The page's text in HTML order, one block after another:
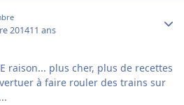
201411 ans
raison... plus cher, plus de recettes
à faire rouler des trains sur